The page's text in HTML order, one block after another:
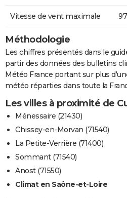
Vitesse de vent maximale
Méthodologie
Les chiffres présentés dans le
partir des données des bulletins
Météo France portant sur plus
météo réparties dans toute la
Les villes à proximité de
Ménessaire (21430)
Chissey-en-Morvan (71540)
La Petite-Verrière (71400)
Sommant (71540)
Anost (71550)
Climat en Saône-et-Loire